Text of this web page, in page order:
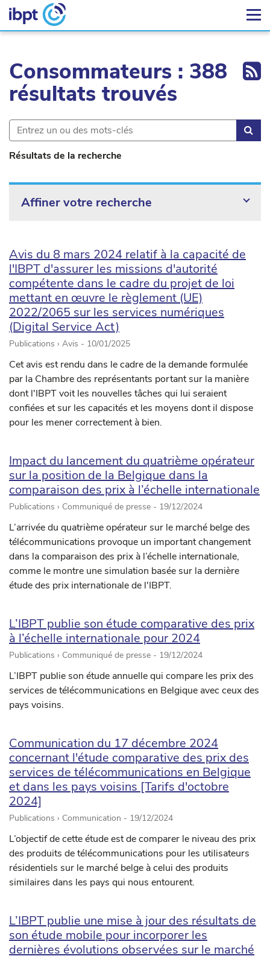
Consommateurs : 388
résultats trouvés
Résultats de la recherche
Affiner votre recherche
Avis du 8 mars 2024 relatif à la capacité de
l'IBPT d'assurer les missions d'autorité
compétente dans le cadre du projet de loi
mettant en œuvre le règlement (UE)
2022/2065 sur les services numériques
(Digital Service Act)
Publications › Avis - 10/01/2025
Cet avis est rendu dans le cadre de la demande formulée
par la Chambre des représentants portant sur la manière
dont l'IBPT voit les nouvelles tâches qui lui seraient
confiées et sur les capacités et les moyens dont il dispose
pour les mener correctement à bien.
Impact du lancement du quatrième opérateur
sur la position de la Belgique dans la
comparaison des prix à l’échelle internationale
Publications › Communiqué de presse - 19/12/2024
L’arrivée du quatrième opérateur sur le marché belge des
télécommunications provoque un important changement
dans la comparaison des prix à l’échelle internationale,
comme le montre une simulation basée sur la dernière
étude des prix internationale de l'IBPT.
L’IBPT publie son étude comparative des prix
à l’échelle internationale pour 2024
Publications › Communiqué de presse - 19/12/2024
L’IBPT publie son étude annuelle qui compare les prix des
services de télécommunications en Belgique avec ceux des
pays voisins.
Communication du 17 décembre 2024
concernant l'étude comparative des prix des
services de télécommunications en Belgique
et dans les pays voisins [Tarifs d'octobre
2024]
Publications › Communication - 19/12/2024
L’objectif de cette étude est de comparer le niveau des prix
des produits de télécommunications pour les utilisateurs
résidentiels sur le marché belge à celui des produits
similaires dans les pays qui nous entourent.
L’IBPT publie une mise à jour des résultats de
son étude mobile pour incorporer les
dernières évolutions observées sur le marché